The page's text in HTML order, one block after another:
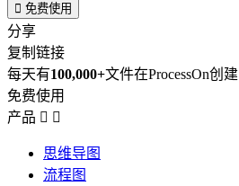
 免费使用
分享
复制链接
每天有100,000+文件在ProcessOn创建
免费使用
产品  
思维导图
流程图